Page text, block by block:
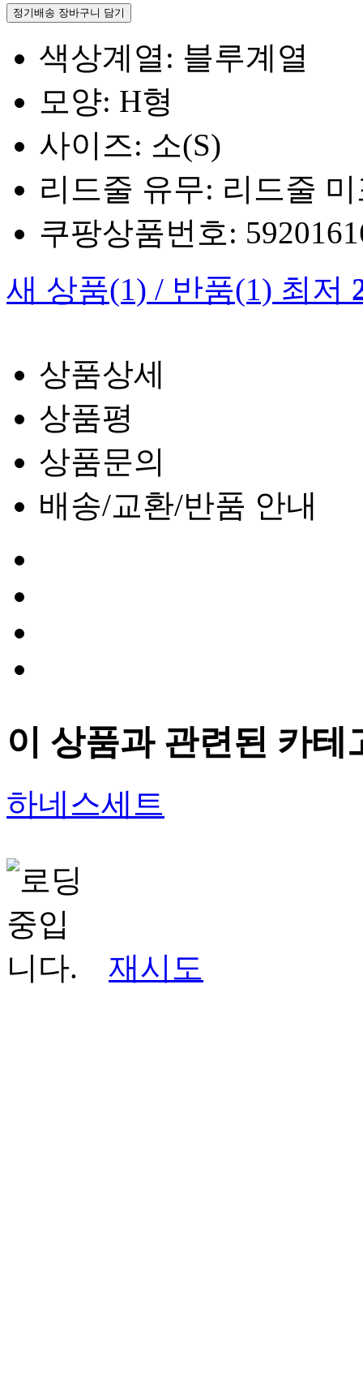
정기배송 장바구니 담기
색상계열: 블루계열
모양: H형
사이즈: 소(S)
리드줄 유무: 리드줄
쿠팡상품번호:
새 상품(1) / 반품(1) 최저
상품상세
상품평
상품문의
배송/교환/반품 안내
이 상품과 관련된 카테
하네스세트
재시도